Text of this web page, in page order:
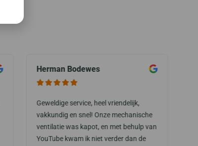
Herman Bodewes
Geweldige service, heel vriendelijk,
vakkundig en snel! Onze mechanische
ventilatie was kapot, en met behulp van
YouTube kwam ik niet verder dan de